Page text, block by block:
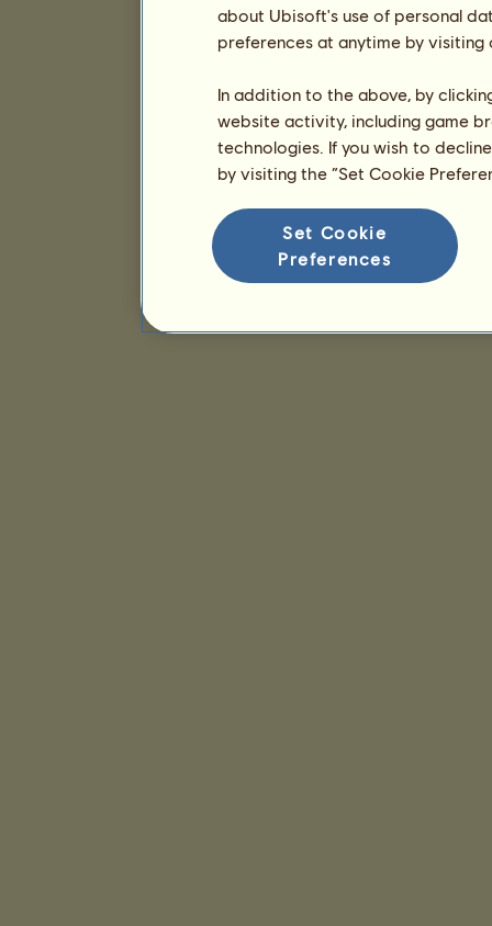
about Ubisoft's use of personal
preferences at anytime by
In addition to the above, by
website activity, including game
technologies. If you wish to
by visiting the “Set Cookie
Set Cookie
Preferences